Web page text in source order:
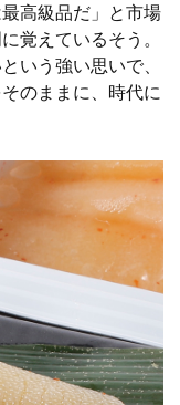
高級品だ」と市場
覚えているそう。
いう強い思いで、
のままに、時代に